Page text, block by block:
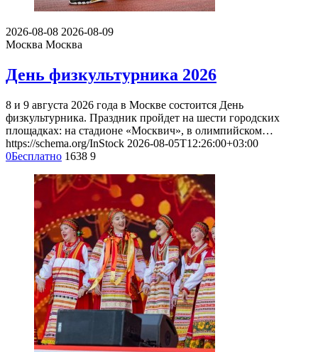
2026-08-08 2026-08-09
Москва Москва
День физкультурника 2026
8 и 9 августа 2026 года в Москве состоится День
физкультурника. Праздник пройдет на шести городских
площадках: на стадионе «Москвич», в олимпийском…
https://schema.org/InStock 2026-08-05T12:26:00+03:00
0Бесплатно 1638 9